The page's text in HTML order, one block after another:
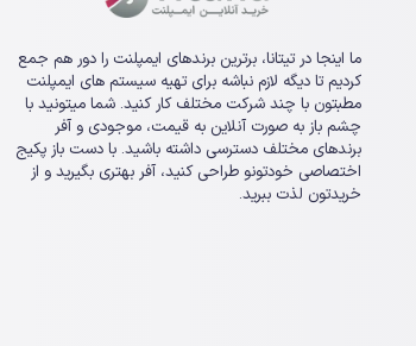
ما اینجا در تیتانا، برترین برندهای ایمپلنت را دور هم جمع
کردیم تا دیگه لازم نباشه برای تهیه سیستم های ایمپلنت
مطبتون با چند شرکت مختلف کار کنید. شما میتونید با
چشم باز به صورت آنلاین به قیمت، موجودی و آفر
برندهای مختلف دسترسی داشته باشید. با دست باز پکیج
اختصاصی خودتونو طراحی کنید، آفر بهتری بگیرید و از
خریدتون لذت ببرید.